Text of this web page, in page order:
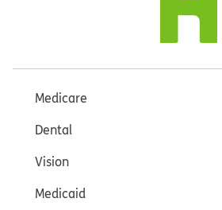
Medicare
Dental
Vision
Medicaid